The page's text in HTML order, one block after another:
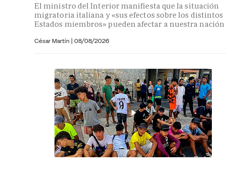
El ministro del Interior manifiesta que la situación
migratoria italiana y «sus efectos sobre los distintos
Estados miembros» pueden afectar a nuestra nación
César Martín | 08/08/2026